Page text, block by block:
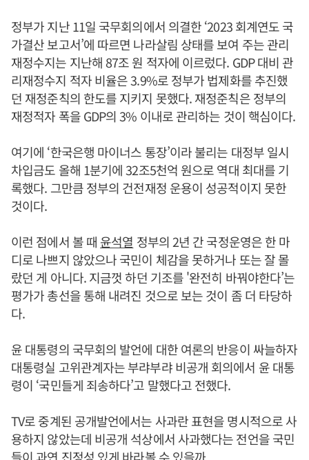
정부가 지난 11일 국무회의에서 의결한 ‘2023 회계연도 국
가결산 보고서’에 따르면 나라살림 상태를 보여 주는 관리
재정수지는 지난해 87조 원 적자에 이르렀다. GDP 대비 관
리재정수지 적자 비율은 3.9%로 정부가 법제화를 추진했
던 재정준칙의 한도를 지키지 못했다. 재정준칙은 정부의
재정적자 폭을 GDP의 3% 이내로 관리하는 것이 핵심이다.
여기에 ‘한국은행 마이너스 통장’이라 불리는 대정부 일시
차입금도 올해 1분기에 32조5천억 원으로 역대 최대를 기
록했다. 그만큼 정부의 건전재정 운용이 성공적이지 못한
것이다.
이런 점에서 볼 때 윤석열 정부의 2년 간 국정운영은 한 마
디로 나쁘지 않았으나 국민이 체감을 못하거나 또는 잘 몰
랐던 게 아니다. 지금껏 하던 기조를 '완전히 바꿔야한다’는
평가가 총선을 통해 내려진 것으로 보는 것이 좀 더 타당하
다.
윤 대통령의 국무회의 발언에 대한 여론의 반응이 싸늘하자
대통령실 고위관계자는 부랴부랴 비공개 회의에서 윤 대통
령이 ‘국민들게 죄송하다’고 말했다고 전했다.
TV로 중계된 공개발언에서는 사과란 표현을 명시적으로 사
용하지 않았는데 비공개 석상에서 사과했다는 전언을 국민